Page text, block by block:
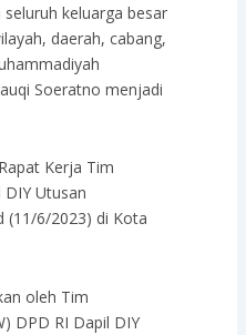
keluarga besar
daerah, cabang,
Soeratno menjadi
Kerja Tim
Utusan
(11/6/2023) di Kota
oleh Tim
DPD RI Dapil DIY